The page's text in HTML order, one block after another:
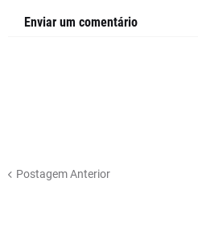
Enviar um comentário
Postagem Anterior